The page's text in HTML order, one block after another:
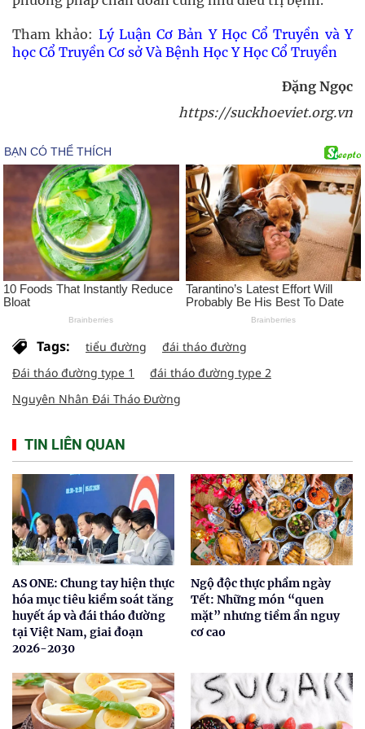
Tham khảo: Lý Luận Cơ Bản Y Học Cổ Truyền và Y
học Cổ Truyền Cơ sở Và Bệnh Học Y Học Cổ Truyền
Đặng Ngọc
https://suckhoeviet.org.vn
Tags: tiểu đường
đái tháo đường
Đái tháo đường type 1
đái tháo đường type 2
Nguyên Nhân Đái Tháo Đường
TIN LIÊN QUAN
AS ONE: Chung tay hiện thực
hóa mục tiêu kiểm soát tăng
huyết áp và đái tháo đường
tại Việt Nam, giai đoạn
2026-2030
Ngộ độc thực phẩm ngày
Tết: Những món “quen
mặt” nhưng tiềm ẩn nguy
cơ cao